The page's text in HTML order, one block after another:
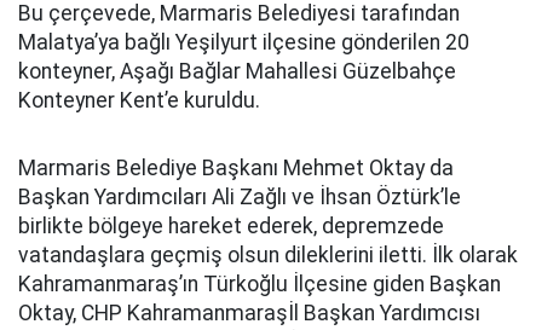
Bu çerçevede, Marmaris Belediyesi tarafından
Malatya’ya bağlı Yeşilyurt ilçesine gönderilen 20
konteyner, Aşağı Bağlar Mahallesi Güzelbahçe
Konteyner Kent’e kuruldu.
Marmaris Belediye Başkanı Mehmet Oktay da
Başkan Yardımcıları Ali Zağlı ve İhsan Öztürk’le
birlikte bölgeye hareket ederek, depremzede
vatandaşlara geçmiş olsun dileklerini iletti. İlk olarak
Kahramanmaraş’ın Türkoğlu İlçesine giden Başkan
Oktay, CHP Kahramanmaraşİl Başkan Yardımcısı